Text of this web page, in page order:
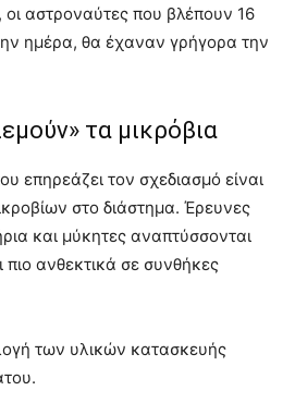
αστροναύτες που βλέπουν 16
ημέρα, θα έχαναν γρήγορα την
τα μικρόβια
επηρεάζει τον σχεδιασμό είναι
στο διάστημα. Έρευνες
και μύκητες αναπτύσσονται
πιο ανθεκτικά σε συνθήκες
των υλικών κατασκευής